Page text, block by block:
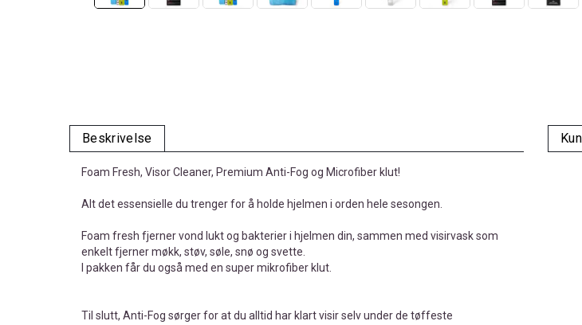
Beskrivelse
Foam Fresh, Visor Cleaner, Premium Anti-Fog og Microfiber klut!
Alt det essensielle du trenger for å holde hjelmen i orden hele sesongen.
Foam fresh fjerner vond lukt og bakterier i hjelmen din, sammen med visirvask som
enkelt fjerner møkk, støv, søle, snø og svette.
I pakken får du også med en super mikrofiber klut.
Til slutt, Anti-Fog sørger for at du alltid har klart visir selv under de tøffeste